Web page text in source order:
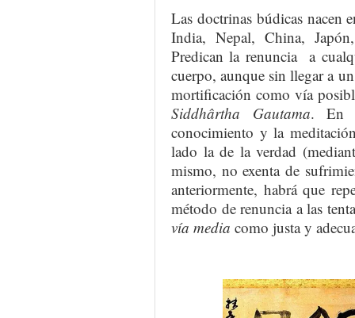
Las doctrinas búdicas nacen
India, Nepal, China,
Predican la renuncia a
cuerpo, aunque sin llegar a
mortificación como vía
Siddhârtha Gautama. En
conocimiento y la
lado la de la verdad
mismo, no exenta de
anteriormente, habrá que
método de renuncia a las
vía media como justa y